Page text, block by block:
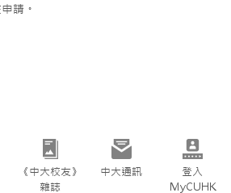
請。
《中大校友》
雜誌
中大通訊
登入
MyCUHK